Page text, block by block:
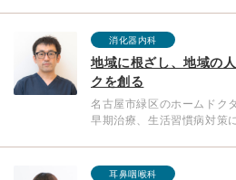
消化器内科
地域に根ざし、地域の
クを創る
名古屋市緑区のホームドク
早期治療、生活習慣病対策
耳鼻咽喉科